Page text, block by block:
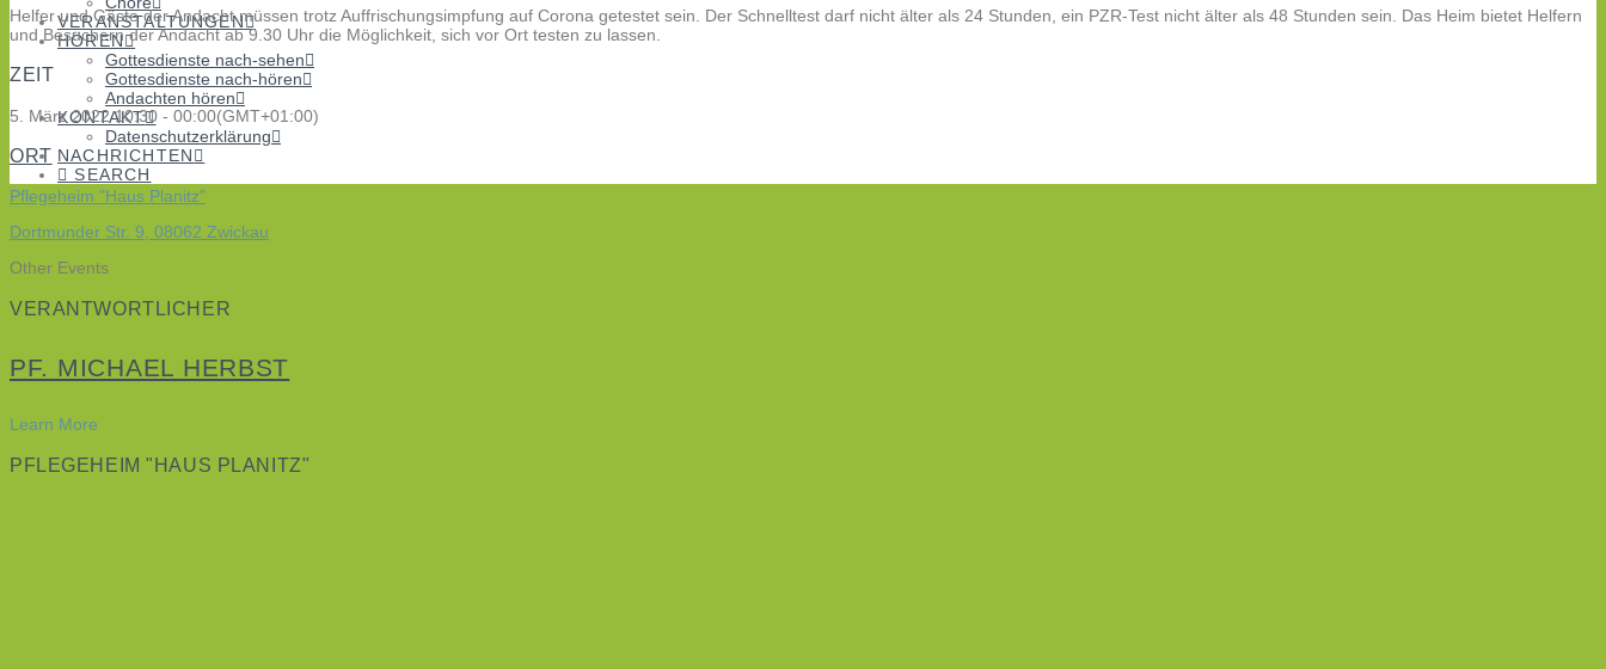
VERANSTALTUNGEN
HÖREN
Gottesdienste nach-sehen
Gottesdienste nach-hören
Andachten hören
KONTAKT
Datenschutzerklärung
NACHRICHTEN
SEARCH
Helfer und Gäste der Andacht müssen trotz Auffrischungsimpfung auf Corona getestet sein. Der Schnelltest darf nicht älter als 24 Stunden, ein PZR-Test nicht älter als 48 Stunden sein. Das Heim bietet Helfern
und Besuchern der Andacht ab 9.30 Uhr die Möglichkeit, sich vor Ort testen zu lassen.
ZEIT
5. März 2022 10:30 - 00:00(GMT+01:00)
ORT
Pflegeheim "Haus Planitz"
Dortmunder Str. 9, 08062 Zwickau
Other Events
VERANTWORTLICHER
PF. MICHAEL HERBST
Learn More
PFLEGEHEIM "HAUS PLANITZ"